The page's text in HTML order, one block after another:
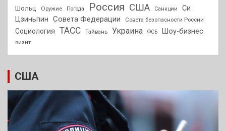
Шольц
Оружие Погода Россия США Санкции
Си
Цзиньпин Совета Федерации Совета безопасности России
Социология ТАСС Тайвань Украина ФСБ Шоу-бизнес
визит
США